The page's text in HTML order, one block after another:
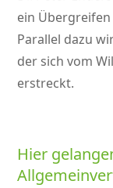
ein
Parallel dazu
der sich vom
erstreckt.
Hier